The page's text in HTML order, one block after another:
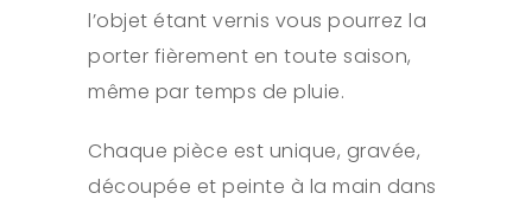
l’objet étant vernis vous pourrez la
porter fièrement en toute saison,
même par temps de pluie.
Chaque pièce est unique, gravée,
découpée et peinte à la main dans